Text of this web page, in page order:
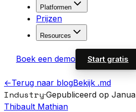
Platformen
Prijzen
Resources
Boek een demo Start gratis
←Terug naar blogBekijk .md
Industry·Gepubliceerd op
Thibault Mathian